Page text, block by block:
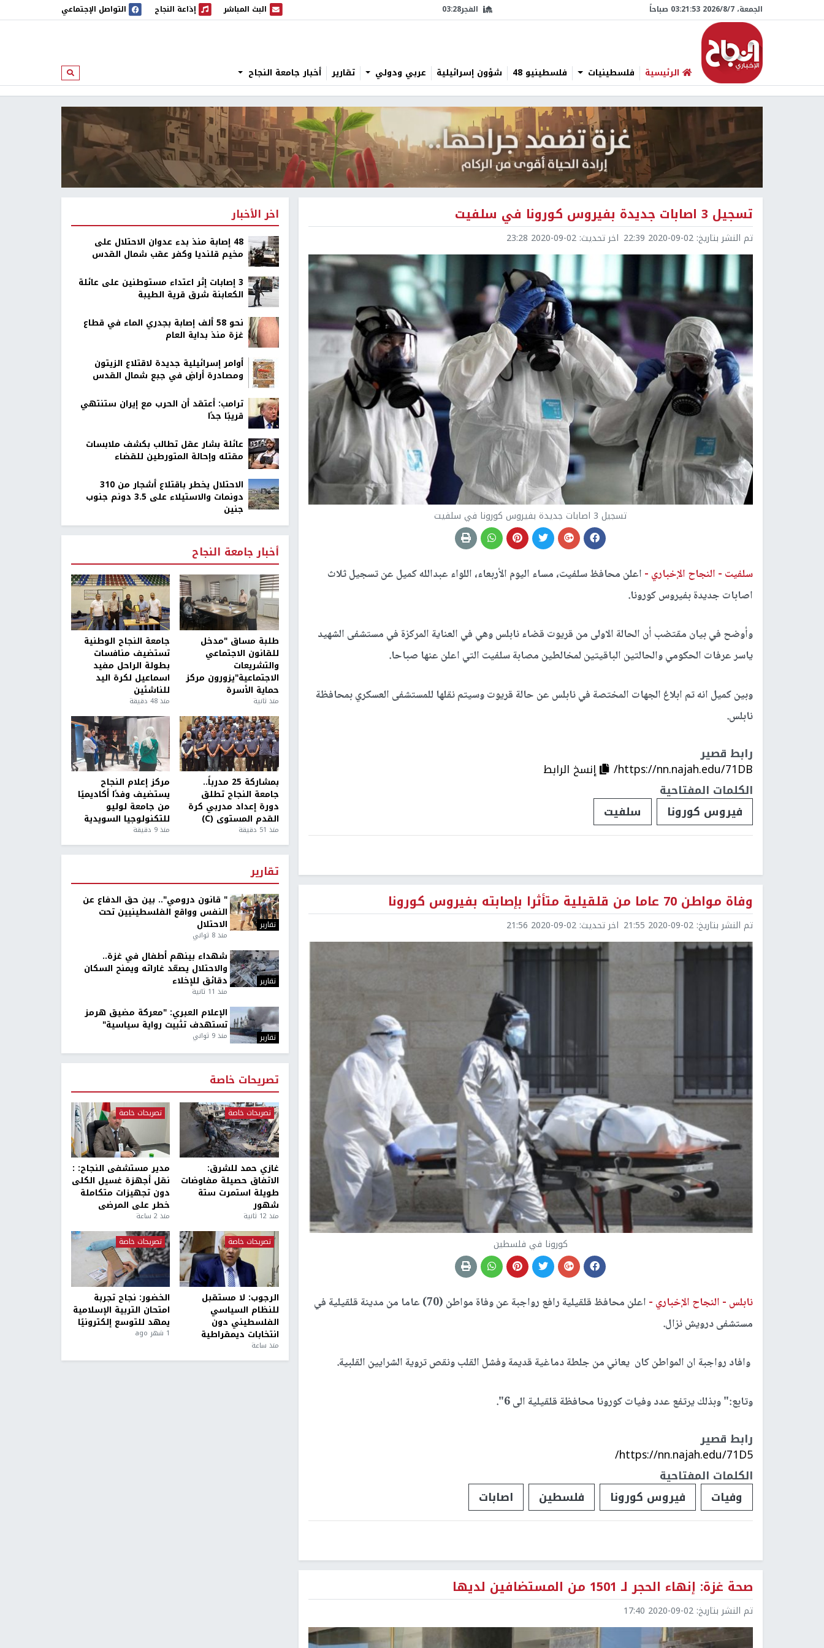
الجمعة، 7/‏8/‏2026 03:21:54 صباحاً الفجر03:28 البث المباشر
البث المباشر إذاعة النجاح
إذاعة النجاح التواصل الإجتماعي
الرئيسية فلسطينيات فلسطينيو 48 شؤون إسرائيلية عربي ودولي تقارير أخبار جامعة النجاح ابحث
تسجيل 3 اصابات جديدة بفيروس كورونا في سلفيت
تم النشر بتاريخ: 2020-09-02 22:39 اخر تحديث: 2020-09-02 23:28
تسجيل 3 اصابات جديدة بفيروس كورونا في سلفيت
سلفيت - النجاح الإخباري - اعلن محافظ سلفيت، مساء اليوم الأربعاء، اللواء عبدالله كميل عن تسجيل ثلاث
اصابات جديدة بفيروس كورونا.
وأوضح في بيان مقتضب أن الحالة الاولى من قريوت قضاء نابلس وهي في العناية المركزة في مستشفى الشهيد
ياسر عرفات الحكومي والحالتين الباقيتين لمخالطين مصابة سلفيت التي اعلن عنها صباحا.
وبين كميل انه تم ابلاغ الجهات المختصة في نابلس عن حالة قريوت وسيتم نقلها للمستشفى العسكري بمحافظة
نابلس.
رابط قصير
https://nn.najah.edu/71DB/
إنسخ الرابط
الكلمات المفتاحية
فيروس كورونا
سلفيت
وفاة مواطن 70 عاما من قلقيلية متأثرا بإصابته بفيروس كورونا
تم النشر بتاريخ: 2020-09-02 21:55 اخر تحديث: 2020-09-02 21:56
كورونا في فلسطين
نابلس - النجاح الإخباري -
اعلن محافظ قلقيلية رافع رواجبة عن وفاة مواطن (70) عاما من مدينة قلقيلية في
مستشفى درويش نزال.
وافاد رواجبة ان المواطن كان يعاني من جلطة دماغية قديمة وفشل القلب ونقص تروية الشرايين القلبية.
وتابع:" وبذلك يرتفع عدد وفيات كورونا محافظة قلقيلية الى 6".
رابط قصير
https://nn.najah.edu/71D5/
الكلمات المفتاحية
وفيات
فيروس كورونا فلسطين اصابات
صحة غزة: إنهاء الحجر لـ 1501 من المستضافين لديها
تم النشر بتاريخ: 2020-09-02 17:40
اخر الأخبار
48 إصابة منذ بدء عدوان الاحتلال على
مخيم قلنديا وكفر عقب شمال القدس
‏3 إصابات إثر اعتداء مستوطنين على عائلة
الكعابنة شرق قرية الطيبة
نحو 58 ألف إصابة بجدري الماء في قطاع
غزة منذ بداية العام
أوامر إسرائيلية جديدة لاقتلاع الزيتون
ومصادرة أراضٍ في جبع شمال القدس
ترامب: أعتقد أن الحرب مع إيران ستنتهي
قريبًا جدًا
عائلة بشار عقل تطالب بكشف ملابسات
مقتله وإحالة المتورطين للقضاء
الاحتلال يخطر باقتلاع أشجار من 310
دونمات والاستيلاء على 3.5 دونم جنوب
جنين
أخبار جامعة النجاح
طلبة مساق "مدخل
للقانون الاجتماعي
والتشريعات
الاجتماعية"يزورون مركز
حماية الأسرة
منذ ثانية
جامعة النجاح الوطنية
تستضيف منافسات
بطولة الراحل مفيد
اسماعيل لكرة اليد
للناشئين
منذ 48 دقيقة
بمشاركة 25 مدرباً..
جامعة النجاح تطلق
دورة إعداد مدربي كرة
القدم المستوى (C)
منذ 51 دقيقة
مركز إعلام النجاح
يستضيف وفدًا أكاديميًا
من جامعة لوليو
للتكنولوجيا السويدية
منذ 9 دقيقة
تقارير
تقارير
" قانون درومي".. بين حق الدفاع عن
النفس وواقع الفلسطينيين تحت
الاحتلال
منذ 8 ثواني
تقارير
شهداء بينهم أطفال في غزة..
والاحتلال يصعّد غاراته ويمنح السكان
دقائق للإخلاء
منذ 11 ثانية
تقارير
الإعلام العبري: "معركة مضيق هرمز
تستهدف تثبيت رواية سياسية"
منذ 9 ثواني
تصريحات خاصة
تصريحات خاصة
غازي حمد للشرق:
الاتفاق حصيلة مفاوضات
طويلة استمرت ستة
شهور
منذ 12 ثانية
تصريحات خاصة
مدير مستشفى النجاح: :
نقل أجهزة غسيل الكلى
دون تجهيزات متكاملة
خطر على المرضى
منذ 2 ساعة
تصريحات خاصة
الرجوب: لا مستقبل
للنظام السياسي
الفلسطيني دون
انتخابات ديمقراطية
منذ ساعة
تصريحات خاصة
الخضور: نجاح تجربة
امتحان التربية الإسلامية
يمهد للتوسع إلكترونيًا
1 شهر ago